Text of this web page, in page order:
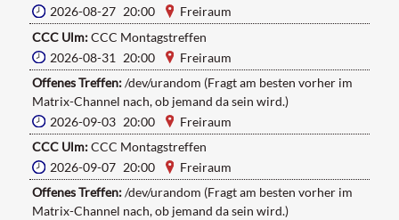
2026-08-27 20:00
Freiraum
CCC Ulm:CCC Montagstreffen
2026-08-31 20:00
Freiraum
Offenes Treffen:/dev/urandom (Fragt am besten vorher im
Matrix-Channel nach, ob jemand da sein wird.)
2026-09-03 20:00
Freiraum
CCC Ulm:CCC Montagstreffen
2026-09-07 20:00
Freiraum
Offenes Treffen:/dev/urandom (Fragt am besten vorher im
Matrix-Channel nach, ob jemand da sein wird.)